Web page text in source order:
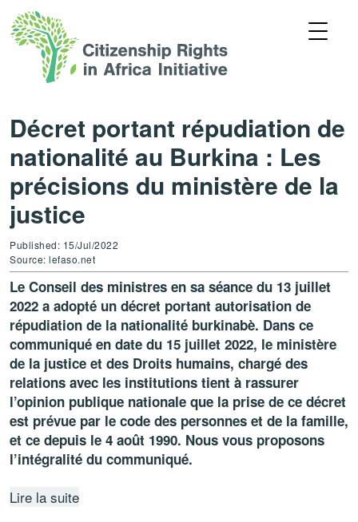
Décret portant répudiation de
nationalité au Burkina : Les
précisions du ministère de la
justice
Published: 15/Jul/2022
Source: lefaso.net
Le Conseil des ministres en sa séance du 13 juillet
2022 a adopté un décret portant autorisation de
répudiation de la nationalité burkinabè. Dans ce
communiqué en date du 15 juillet 2022, le ministère
de la justice et des Droits humains, chargé des
relations avec les institutions tient à rassurer
l’opinion publique nationale que la prise de ce décret
est prévue par le code des personnes et de la famille,
et ce depuis le 4 août 1990. Nous vous proposons
l’intégralité du communiqué.
Lire la suite